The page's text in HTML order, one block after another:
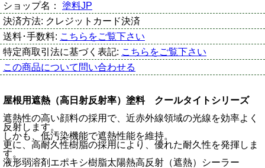
ショップ名： 塗料JP
決済方法: クレジットカード決済
送料･手数料: こちらをご覧下さい
特定商取引法に基づく表記: こちらをご覧下さい
この商品について問い合わせる
屋根用遮熱（高日射反射率）塗料 クールタイトシリーズ
遮熱性の高い顔料の採用で、近赤外線領域の光線を効率よく
反射します。
しかも、低汚染機能で遮熱性能を維持。
更に、高耐久性樹脂の採用により、優れた耐久性を発揮しま
す。
液形弱溶剤エポキシ樹脂太陽熱高反射（遮熱）シーラー